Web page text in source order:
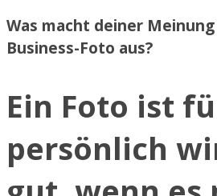
Was macht deiner
Business-Foto aus?
Ein Foto ist
persönlich